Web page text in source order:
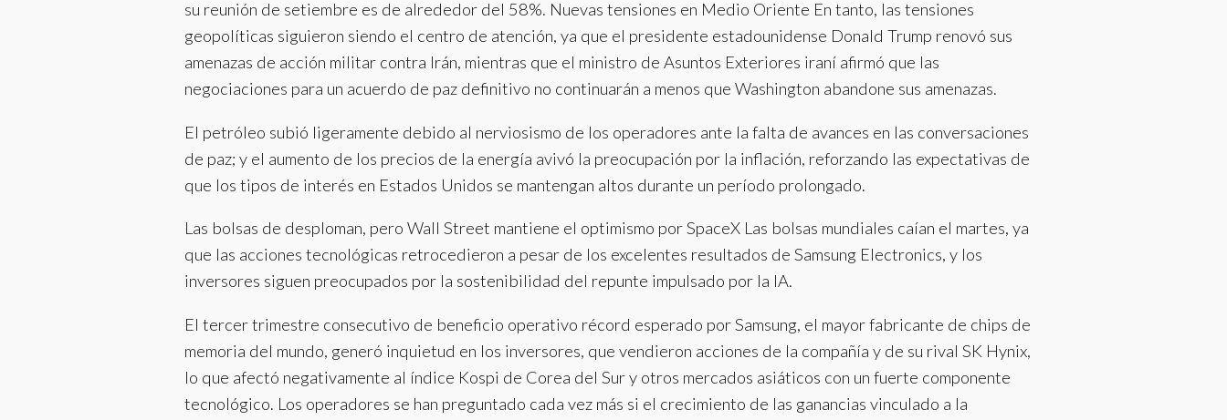
su reunión de setiembre es de alrededor del 58%. Nuevas tensiones en Medio Oriente En tanto, las tensiones
geopolíticas siguieron siendo el centro de atención, ya que el presidente estadounidense Donald Trump renovó sus
amenazas de acción militar contra Irán, mientras que el ministro de Asuntos Exteriores iraní afirmó que las
negociaciones para un acuerdo de paz definitivo no continuarán a menos que Washington abandone sus amenazas.
El petróleo subió ligeramente debido al nerviosismo de los operadores ante la falta de avances en las conversaciones
de paz; y el aumento de los precios de la energía avivó la preocupación por la inflación, reforzando las expectativas de
que los tipos de interés en Estados Unidos se mantengan altos durante un período prolongado.
Las bolsas de desploman, pero Wall Street mantiene el optimismo por SpaceX Las bolsas mundiales caían el martes, ya
que las acciones tecnológicas retrocedieron a pesar de los excelentes resultados de Samsung Electronics, y los
inversores siguen preocupados por la sostenibilidad del repunte impulsado por la IA.
El tercer trimestre consecutivo de beneficio operativo récord esperado por Samsung, el mayor fabricante de chips de
memoria del mundo, generó inquietud en los inversores, que vendieron acciones de la compañía y de su rival SK Hynix,
lo que afectó negativamente al índice Kospi de Corea del Sur y otros mercados asiáticos con un fuerte componente
tecnológico. Los operadores se han preguntado cada vez más si el crecimiento de las ganancias vinculado a la